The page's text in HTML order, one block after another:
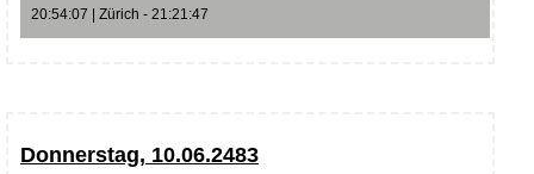
20:54:07 | Zürich - 21:21:47
Donnerstag, 10.06.2483